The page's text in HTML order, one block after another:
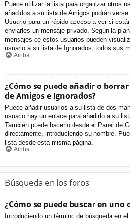
Puede utilizar la lista para organizar otros
añadidos a su lista de Amigos podrán
Usuario para un rápido acceso a ver si
enviarles un mensaje privado. Según la
mensajes de estos usuarios pueden
usuario a su lista de Ignorados, todos sus
Arriba
¿Cómo se puede añadir o
de Amigos e Ignorados?
Puede añadir usuarios a su lista de dos
usuario hay un enlace para añadirlo a su
También puede hacerlo desde el Panel de
directamente, introduciendo su nombre.
lista desde esta misma página.
Arriba
Búsqueda en los foros
¿Cómo se puede buscar en uno
Introduciendo un término de búsqueda en